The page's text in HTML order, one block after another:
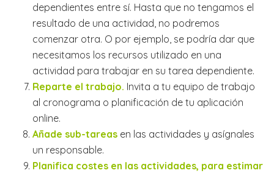
dependientes entre sí. Hasta que no tengamos el
resultado de una actividad, no podremos
comenzar otra. O por ejemplo, se podría dar que
necesitamos los recursos utilizado en una
actividad para trabajar en su tarea dependiente.
Reparte el trabajo. Invita a tu equipo de trabajo
al cronograma o planificación de tu aplicación
online.
Añade sub-tareasen las actividades y asígnales
un responsable.
Planifica costes en las actividades, para estimar